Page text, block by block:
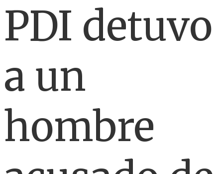
PDI detuvo
a un
hombre